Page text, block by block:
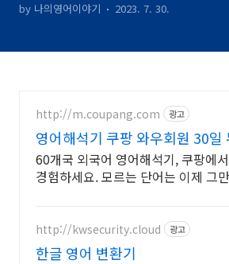
by 나의영어이야기 2023. 7. 30.
http://m.coupang.com 광고
영어해석기 쿠팡 와우회원 30일
60개국 외국어 영어해석기, 쿠팡에
경험하세요. 모르는 단어는 이제 그
http://kwsecurity.cloud 광고
한글 영어 변환기